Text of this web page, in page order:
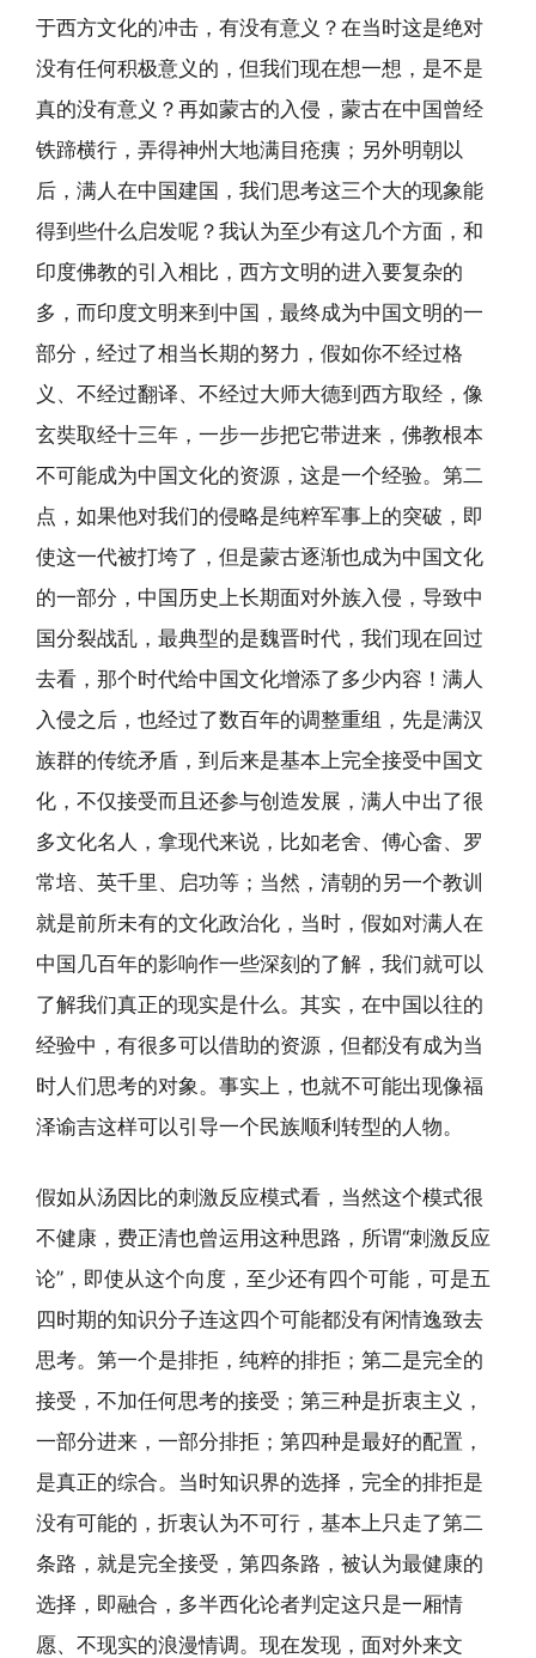
于西方文化的冲击，有没有意义？在当时这是绝对
没有任何积极意义的，但我们现在想一想，是不是
真的没有意义？再如蒙古的入侵，蒙古在中国曾经
铁蹄横行，弄得神州大地满目疮痍；另外明朝以
后，满人在中国建国，我们思考这三个大的现象能
得到些什么启发呢？我认为至少有这几个方面，和
印度佛教的引入相比，西方文明的进入要复杂的
多，而印度文明来到中国，最终成为中国文明的一
部分，经过了相当长期的努力，假如你不经过格
义、不经过翻译、不经过大师大德到西方取经，像
玄奘取经十三年，一步一步把它带进来，佛教根本
不可能成为中国文化的资源，这是一个经验。第二
点，如果他对我们的侵略是纯粹军事上的突破，即
使这一代被打垮了，但是蒙古逐渐也成为中国文化
的一部分，中国历史上长期面对外族入侵，导致中
国分裂战乱，最典型的是魏晋时代，我们现在回过
去看，那个时代给中国文化增添了多少内容！满人
入侵之后，也经过了数百年的调整重组，先是满汉
族群的传统矛盾，到后来是基本上完全接受中国文
化，不仅接受而且还参与创造发展，满人中出了很
多文化名人，拿现代来说，比如老舍、傅心畲、罗
常培、英千里、启功等；当然，清朝的另一个教训
就是前所未有的文化政治化，当时，假如对满人在
中国几百年的影响作一些深刻的了解，我们就可以
了解我们真正的现实是什么。其实，在中国以往的
经验中，有很多可以借助的资源，但都没有成为当
时人们思考的对象。事实上，也就不可能出现像福
泽谕吉这样可以引导一个民族顺利转型的人物。
假如从汤因比的刺激反应模式看，当然这个模式很
不健康，费正清也曾运用这种思路，所谓“刺激反应
论”，即使从这个向度，至少还有四个可能，可是五
四时期的知识分子连这四个可能都没有闲情逸致去
思考。第一个是排拒，纯粹的排拒；第二是完全的
接受，不加任何思考的接受；第三种是折衷主义，
一部分进来，一部分排拒；第四种是最好的配置，
是真正的综合。当时知识界的选择，完全的排拒是
没有可能的，折衷认为不可行，基本上只走了第二
条路，就是完全接受，第四条路，被认为最健康的
选择，即融合，多半西化论者判定这只是一厢情
愿、不现实的浪漫情调。现在发现，面对外来文